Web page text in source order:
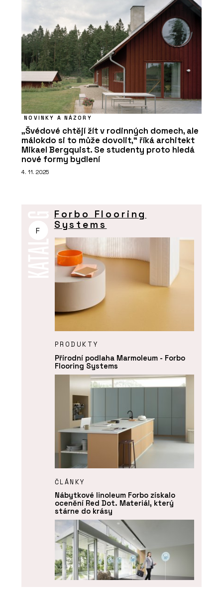
NOVINKY A NÁZORY
„Švédové chtějí žít v rodinných domech, ale
málokdo si to může dovolit,“ říká architekt
Mikael Bergquist. Se studenty proto hledá
nové formy bydlení
4. 11. 2025
F
Forbo Flooring
Systems
PRODUKTY
Přírodní podlaha Marmoleum - Forbo
Flooring Systems
ČLÁNKY
Nábytkové linoleum Forbo získalo
ocenění Red Dot. Materiál, který
stárne do krásy